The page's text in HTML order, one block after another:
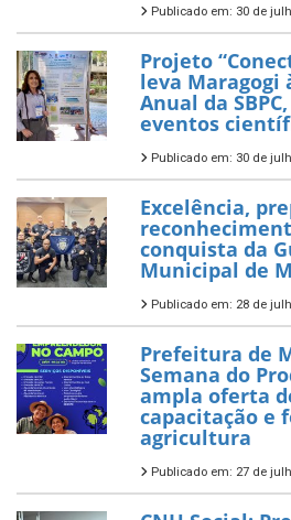
Publicado em: 30 de
Projeto
leva Maragogi
Anual da
eventos
Publicado em: 30 de
Excelência,
conquista da
Municipal de
Publicado em: 28 de
Prefeitura de
Semana do
ampla oferta
capacitação e
agricultura
Publicado em: 27 de